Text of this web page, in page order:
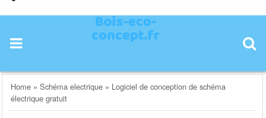
content
Home »Schéma electrique » Logiciel de conception de schéma
électrique gratuit